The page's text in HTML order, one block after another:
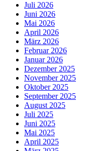
Juli 2026
Juni 2026
Mai 2026
April 2026
März 2026
Februar 2026
Januar 2026
Dezember 2025
November 2025
Oktober 2025
September 2025
August 2025
Juli 2025
Juni 2025
Mai 2025
April 2025